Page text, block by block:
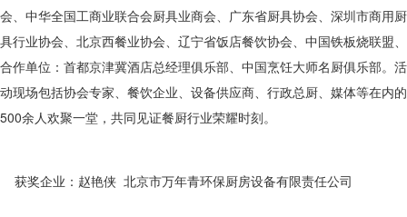
会、中华全国工商业联合会厨具业商会、广东省厨具协会、深圳市商用厨
具行业协会、北京西餐业协会、辽宁省饭店餐饮协会、中国铁板烧联盟、
合作单位：首都京津冀酒店总经理俱乐部、中国烹饪大师名厨俱乐部。活
动现场包括协会专家、餐饮企业、设备供应商、行政总厨、媒体等在内的
500余人欢聚一堂，共同见证餐厨行业荣耀时刻。
获奖企业：赵艳侠 北京市万年青环保厨房设备有限责任公司